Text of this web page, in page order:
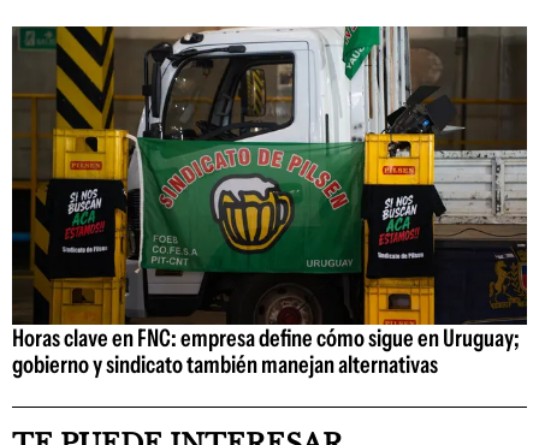
Horas clave en FNC: empresa define cómo sigue en Uruguay;
gobierno y sindicato también manejan alternativas